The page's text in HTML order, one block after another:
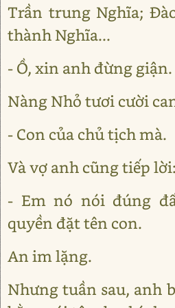
Trần trung Nghĩa;
thành Nghĩa...
- Ồ, xin anh đừng giận.
Nàng Nhỏ tươi cười
- Con của chủ tịch mà.
Và vợ anh cũng tiếp lời:
- Em nó nói đúng
quyền đặt tên con.
An im lặng.
Nhưng tuần sau, anh